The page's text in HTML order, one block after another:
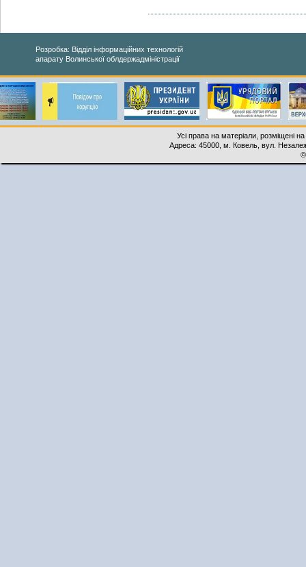
Розробка: Відділ інформаційних технологій
апарату Волинської облдержадміністрації
Усі права на матеріали, розміщені
Адреса: 45000, м. Ковель, вул.